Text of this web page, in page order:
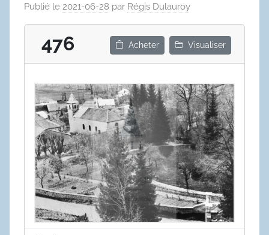
Publié le 2021-06-28 par Régis Dulauroy
476 Acheter Visualiser